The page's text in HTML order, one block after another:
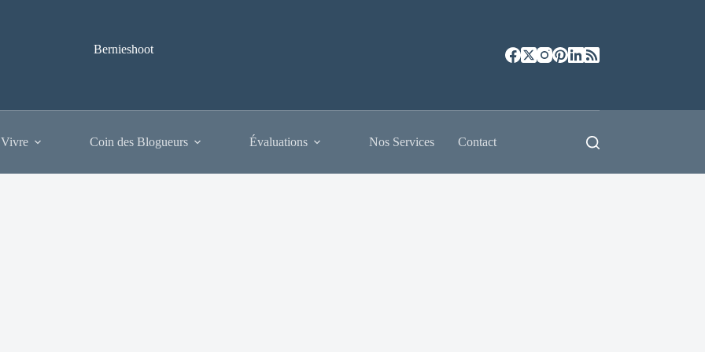
Bernieshoot
Coin des Blogueurs Évaluations Nos Services Contact